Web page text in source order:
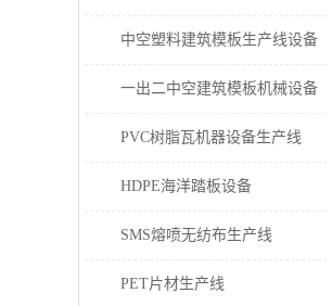
中空塑料建筑模板生产线设备
一出二中空建筑模板机械设备
PVC树脂瓦机器设备生产线
HDPE海洋踏板设备
SMS熔喷无纺布生产线
PET片材生产线